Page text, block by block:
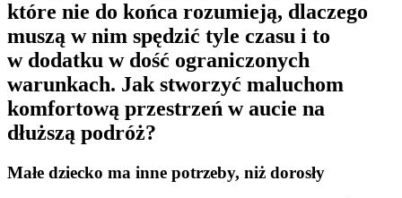
które nie do końca rozumieją, dlaczego
muszą w nim spędzić tyle czasu i to
w dodatku w dość ograniczonych
warunkach. Jak stworzyć maluchom
komfortową przestrzeń w aucie na
dłuższą podróż?
Małe dziecko ma inne potrzeby, niż dorosły